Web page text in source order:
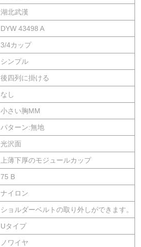
湖北武漢
DYW 43498 A
3/4カップ
シンプル
後四列に掛ける
なし
小さい胸MM
パターン:無地
光沢面
上薄下厚のモジュールカップ
75 B
ナイロン
ショルダーベルトの取り外しができます。
Uタイプ
ノワイヤ